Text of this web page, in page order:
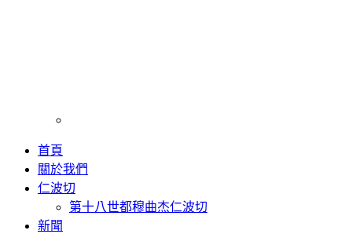
首頁
關於我們
仁波切
第十八世都穆曲杰仁波切
新聞